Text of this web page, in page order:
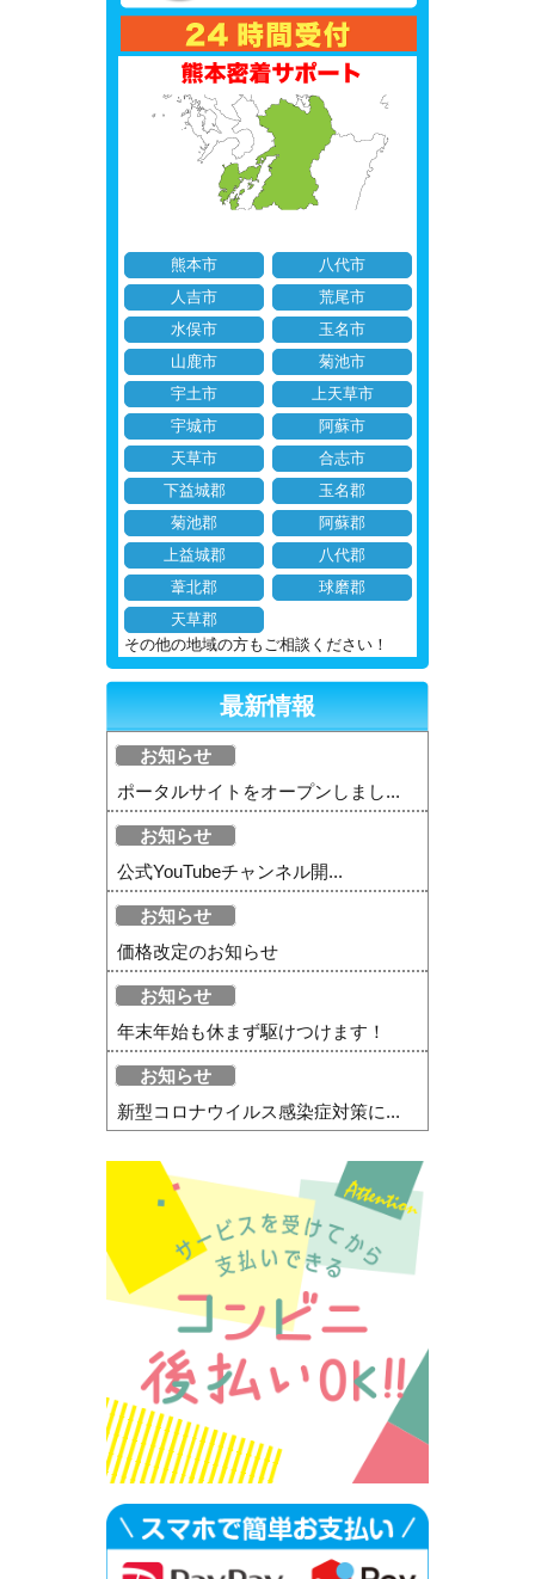
熊本市
八代市
人吉市
荒尾市
水俣市
玉名市
山鹿市
菊池市
宇土市
上天草市
宇城市
阿蘇市
天草市
合志市
下益城郡
玉名郡
菊池郡
阿蘇郡
上益城郡
八代郡
葦北郡
球磨郡
天草郡
その他の地域の方もご相談ください！
最新情報
お知らせ
ポータルサイトをオープンしまし...
お知らせ
公式YouTubeチャンネル開...
お知らせ
価格改定のお知らせ
お知らせ
年末年始も休まず駆けつけます！
お知らせ
新型コロナウイルス感染症対策に...